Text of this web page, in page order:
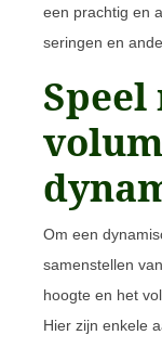
een prachtig en
seringen en
Speel
Om een
samenstellen
hoogte en het
Hier zijn enkele